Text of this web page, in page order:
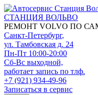
СТАНЦИЯ ВОЛЬВО
РЕМОНТ VOLVO ПО
Санкт-Петербург,
ул. Тамбовская д. 24
Пн-Пт 10:00-20:00
Сб-Вс выходной,
работает запись по тлф.
+7 (921) 934-49-96
Записаться в сервис